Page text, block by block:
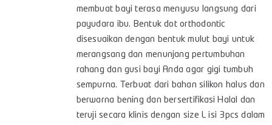
membuat bayi terasa menyusu langsung dari
payudara ibu. Bentuk dot orthodontic
disesuaikan dengan bentuk mulut bayi untuk
merangsang dan menunjang pertumbuhan
rahang dan gusi bayi Anda agar gigi tumbuh
sempurna. Terbuat dari bahan silikon halus dan
berwarna bening dan bersertifikasi Halal dan
teruji secara klinis dengan size L isi 3pcs dalam